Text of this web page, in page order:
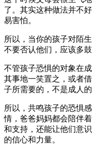
了。其实这种做法并不
易害怕。
所以，当你的孩子对陌
不要否认他们，应该多
不管孩子恐惧的对象在
其事地一笑置之，或者
子所需要的，不是成人
所以，共鸣孩子的恐惧
情，爸爸妈妈都会陪伴
和支持，还能让他们意
的信心和力量。